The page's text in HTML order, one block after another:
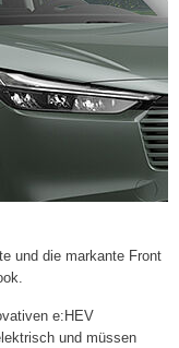
und die markante Front
e:HEV
und müssen